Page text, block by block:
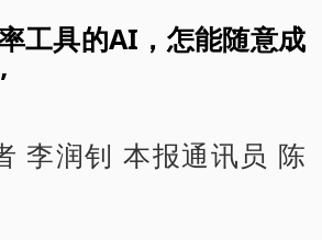
工具的AI，怎能随意成
李润钊 本报通讯员 陈